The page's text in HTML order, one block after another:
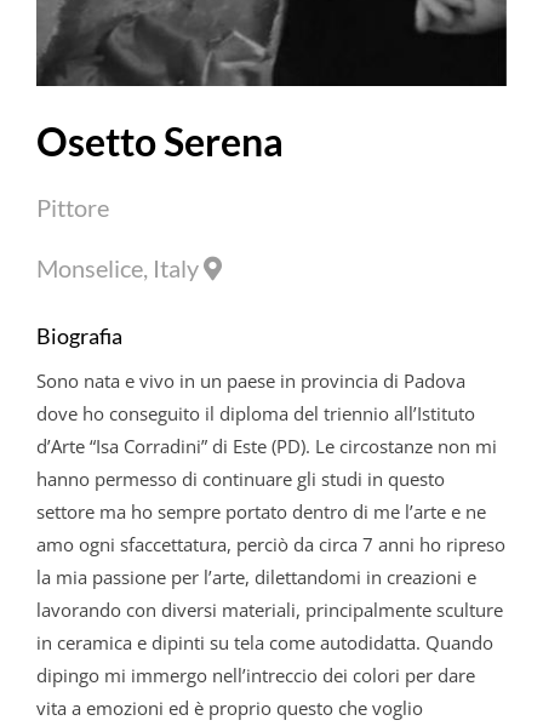
OsettoSerena
Pittore
Monselice, Italy
Biografia
Sono nata e vivo in un paese in provincia di Padova
dove ho conseguito il diploma del triennio all’Istituto
d’Arte “Isa Corradini” di Este (PD). Le circostanze non mi
hanno permesso di continuare gli studi in questo
settore ma ho sempre portato dentro di me l’arte e ne
amo ogni sfaccettatura, perciò da circa 7 anni ho ripreso
la mia passione per l’arte, dilettandomi in creazioni e
lavorando con diversi materiali, principalmente sculture
in ceramica e dipinti su tela come autodidatta. Quando
dipingo mi immergo nell’intreccio dei colori per dare
vita a emozioni ed è proprio questo che voglio